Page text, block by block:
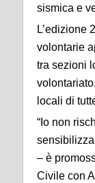
sismica e
L’edizione
volontarie
tra sezioni
locali di
“Io non
– è
Civile con